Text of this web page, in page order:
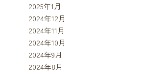
2025年1月
2024年12月
2024年11月
2024年10月
2024年9月
2024年8月